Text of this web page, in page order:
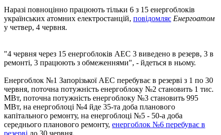
Наразі повноцінно працюють тільки 6 з 15 енергоблоків
українських атомних електростанцій, повідомляє Енергоатом
у четвер, 4 червня.
"4 червня через 15 енергоблоків АЕС 3 виведено в резерв, 3 в
ремонті, 3 працюють з обмеженнями", - йдеться в ньому.
Енергоблок №1 Запорізької АЕС перебуває в резерві з 1 по 30
червня, поточна потужність енергоблоку №2 становить 1 тис.
МВт, поточна потужність енергоблоку №3 становить 995
МВт, на енергоблоці №4 йде 35-та доба планового
капітального ремонту, на енергоблоці №5 - 50-а доба
середнього планового ремонту, енергоблок №6 перебуває в
резерві до 30 червня.